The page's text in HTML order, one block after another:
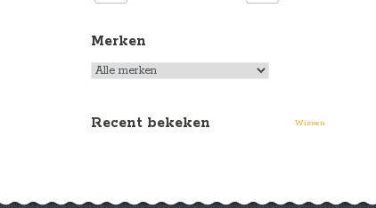
Merken
Recent bekeken Wissen